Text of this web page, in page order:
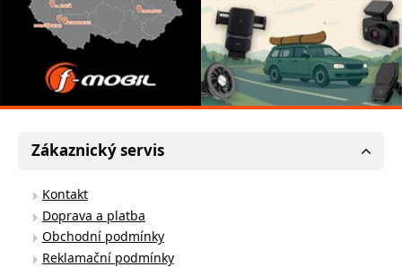
Zákaznický servis
Kontakt
Doprava a platba
Obchodní podmínky
Reklamační podmínky